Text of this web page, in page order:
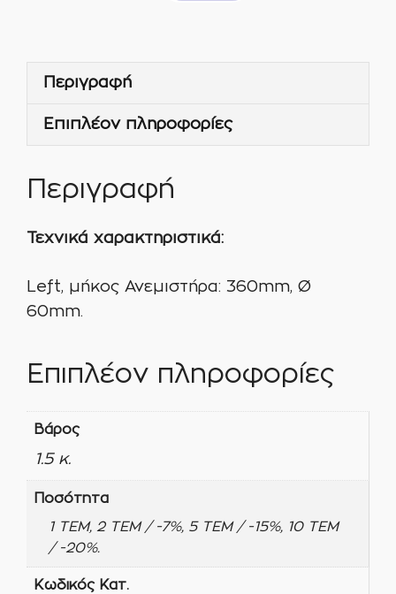
TG6
AS-
ποσότητα
Περιγραφή
Επιπλέον πληροφορίες
Περιγραφή
Τεχνικά χαρακτηριστικά:
Left, μήκος Ανεμιστήρα: 360mm, Ø
60mm.
Επιπλέον πληροφορίες
Βάρος
1.5 κ.
Ποσότητα
1 ΤΕΜ, 2 ΤΕΜ / -7%, 5 ΤΕΜ / -15%, 10 ΤΕΜ
/ -20%.
Κωδικός Κατ.